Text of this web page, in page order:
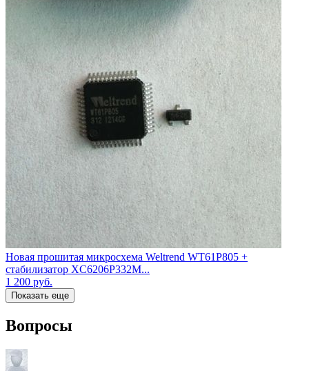
Новая прошитая микросхема Weltrend WT61P805 +
стабилизатор XC6206P332M...
1 200 руб.
Показать еще
Вопросы